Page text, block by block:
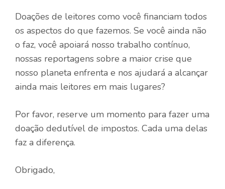
Doações de leitores como você financiam todos
os aspectos do que fazemos. Se você ainda não
o faz, você apoiará nosso trabalho contínuo,
nossas reportagens sobre a maior crise que
nosso planeta enfrenta e nos ajudará a alcançar
ainda mais leitores em mais lugares?
Por favor, reserve um momento para fazer uma
doação dedutível de impostos. Cada uma delas
faz a diferença.
Obrigado,